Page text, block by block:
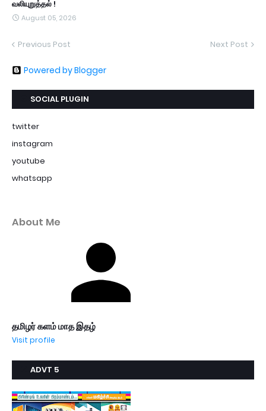
வலியுறுத்தல் !
August 05, 2026
Previous Post Next Post
Powered by Blogger
SOCIAL PLUGIN
twitter
instagram
youtube
whatsapp
About Me
தமிழர் களம் மாத இதழ்
Visit profile
ADVT 5